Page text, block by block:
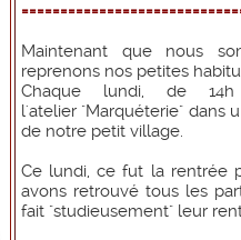
Maintenant que nous
reprenons nos petites
Chaque lundi, de
l'atelier "Marquéterie" dans
de notre petit village.
Ce lundi, ce fut la rentrée
avons retrouvé tous les
fait "studieusement" leur